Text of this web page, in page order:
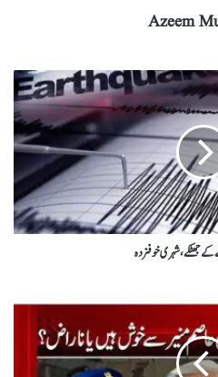
Azeem
جھٹکے ، شہری خوفزدہ